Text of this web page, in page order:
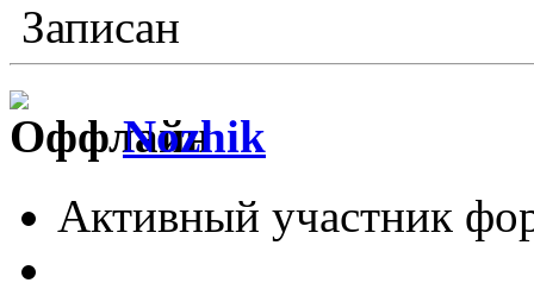
Записан
Nozhik
Активный участник